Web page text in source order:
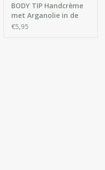
BODY TIP Handcrème
met Arganolie in de
tube
€5,95